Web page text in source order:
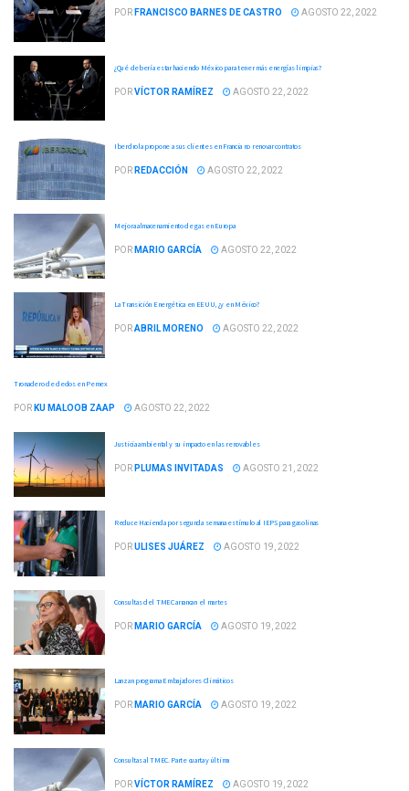
POR FRANCISCO BARNES DE CASTRO AGOSTO 22, 2022
¿Qué debería estar haciendo México para tener más energías limpias?
PORVÍCTOR RAMÍREZ AGOSTO 22, 2022
Iberdrola propone a sus clientes en Francia no renovar contratos
POR REDACCIÓN AGOSTO 22, 2022
Mejora almacenamiento de gas en Europa
POR MARIO GARCÍA AGOSTO 22, 2022
La Transición Energética en EEUU, ¿y en México?
PORABRIL MORENO AGOSTO 22, 2022
Tronadero de dedos en Pemex
POR KU MALOOB ZAAP AGOSTO 22, 2022
Justicia ambiental y su impacto en las renovables
POR PLUMAS INVITADAS AGOSTO 21, 2022
Reduce Hacienda por segunda semana estímulo al IEPS para gasolinas
PORULISES JUÁREZ AGOSTO 19, 2022
Consultas del TMEC arrancan el martes
POR MARIO GARCÍA AGOSTO 19, 2022
Lanzan programa Embajadores Climáticos
POR MARIO GARCÍA AGOSTO 19, 2022
Consultas al TMEC. Parte cuarta y última
PORVÍCTOR RAMÍREZ AGOSTO 19, 2022